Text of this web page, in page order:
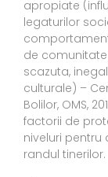
apropiate
legaturilor
de
scazuta,
culturale) –
Bolilor, OMS,
factorii de
niveluri
randul tinerilor.